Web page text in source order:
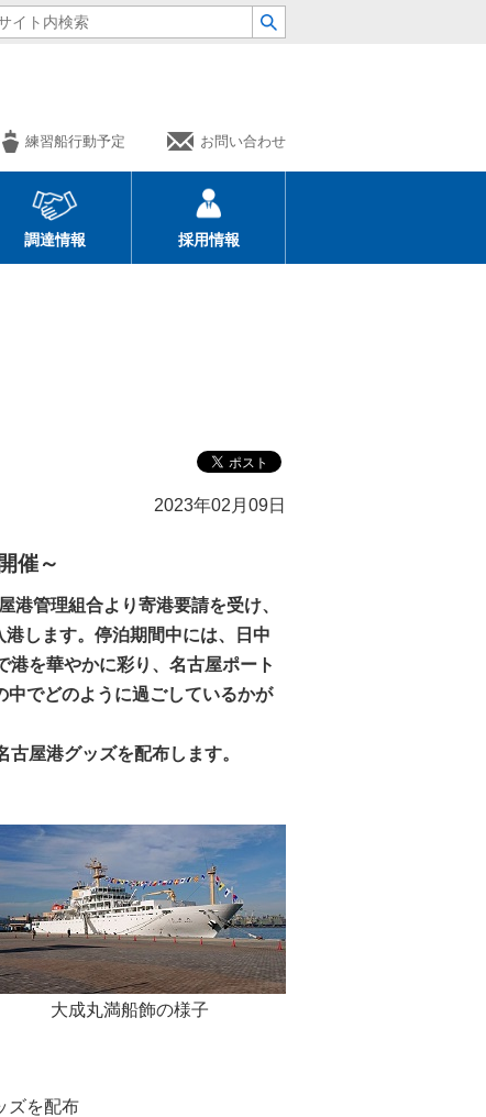
練習船行動予定 お問い合わせ
調達情報 採用情報
2023年02月09日
～
管理組合より寄港要請を受け、
します。停泊期間中には、日中
を華やかに彩り、名古屋ポート
中でどのように過ごしているかが
屋港グッズを配布します。
成丸満船飾の様子
配布